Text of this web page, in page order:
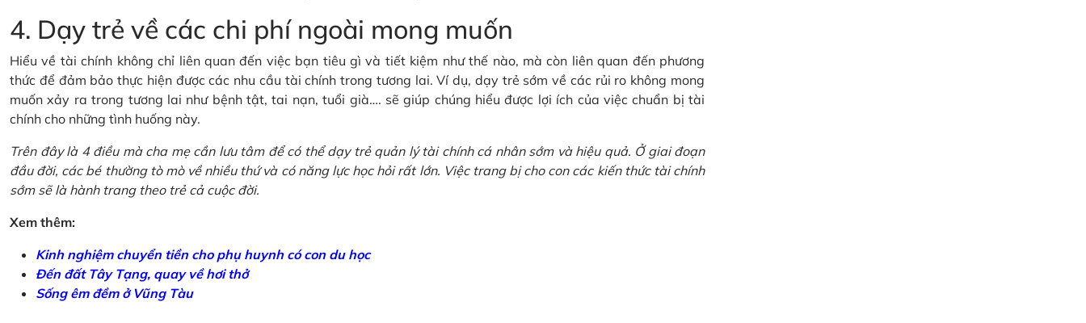
4. Dạy trẻ về các chi phí ngoài mong muốn
Hiểu về tài chính không chỉ liên quan đến việc bạn tiêu gì và tiết kiệm như thế nào, mà còn liên quan đến phương
thức để đảm bảo thực hiện được các nhu cầu tài chính trong tương lai. Ví dụ, dạy trẻ sớm về các rủi ro không mong
muốn xảy ra trong tương lai như bệnh tật, tai nạn, tuổi già…. sẽ giúp chúng hiểu được lợi ích của việc chuẩn bị tài
chính cho những tình huống này.
Trên đây là 4 điều mà cha mẹ cần lưu tâm để có thể dạy trẻ quản lý tài chính cá nhân sớm và hiệu quả. Ở giai đoạn
đầu đời, các bé thường tò mò về nhiều thứ và có năng lực học hỏi rất lớn. Việc trang bị cho con các kiến thức tài chính
sớm sẽ là hành trang theo trẻ cả cuộc đời.
Xem thêm:
Kinh nghiệm chuyển tiền cho phụ huynh có con du học
Đến đất Tây Tạng, quay về hơi thở
Sống êm đềm ở Vũng Tàu